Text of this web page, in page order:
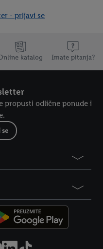
- prijavi se
katalog Imate pitanja?
propusti odlične ponude i